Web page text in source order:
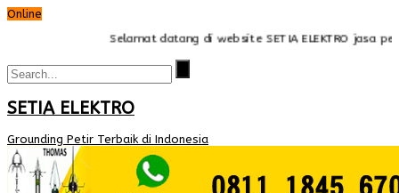
Online
Selamat datang di website SETIA ELEKTRO jasa
SETIA ELEKTRO
Grounding Petir Terbaik di Indonesia